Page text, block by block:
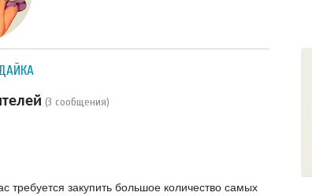
(3 сообщения)
требуется закупить большое количество самых